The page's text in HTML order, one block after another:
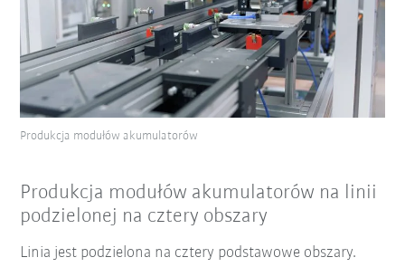
Produkcja modułów akumulatorów
Produkcja modułów akumulatorów na linii
podzielonej na cztery obszary
Linia jest podzielona na cztery podstawowe obszary.